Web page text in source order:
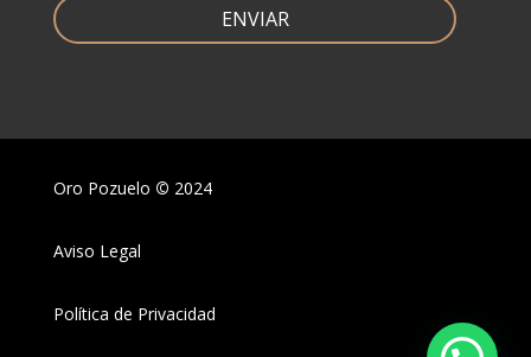
Oro Pozuelo © 2024
Aviso Legal
Política de Privacidad